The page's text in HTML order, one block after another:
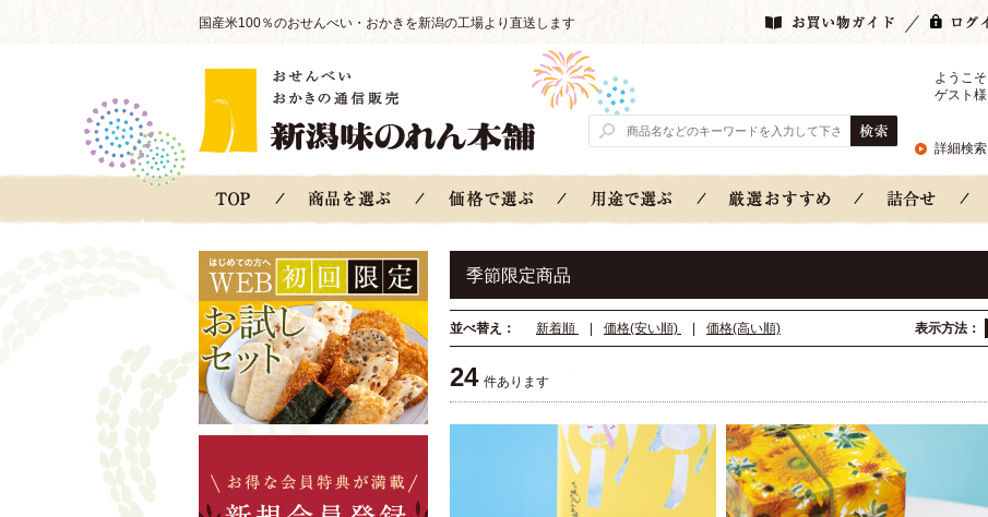
国産米100％のおせんべい・おかきを新潟の工場より直送します
ようこそ
ゲスト様
詳細検索
季節限定商品
表示方法：
並べ替え： 新着順 価格(安い順) 価格(高い順)
24 件あります